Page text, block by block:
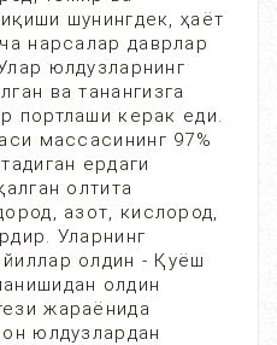
шунингдек, ҳаёт
нарсалар даврлар
юлдузларнинг
ва танангизга
портлаши керак еди.
массасининг 97%
ердаги
олтита
азот, кислород,
Уларнинг
олдин - Қуёш
олдин
жараёнида
юлдузлардан